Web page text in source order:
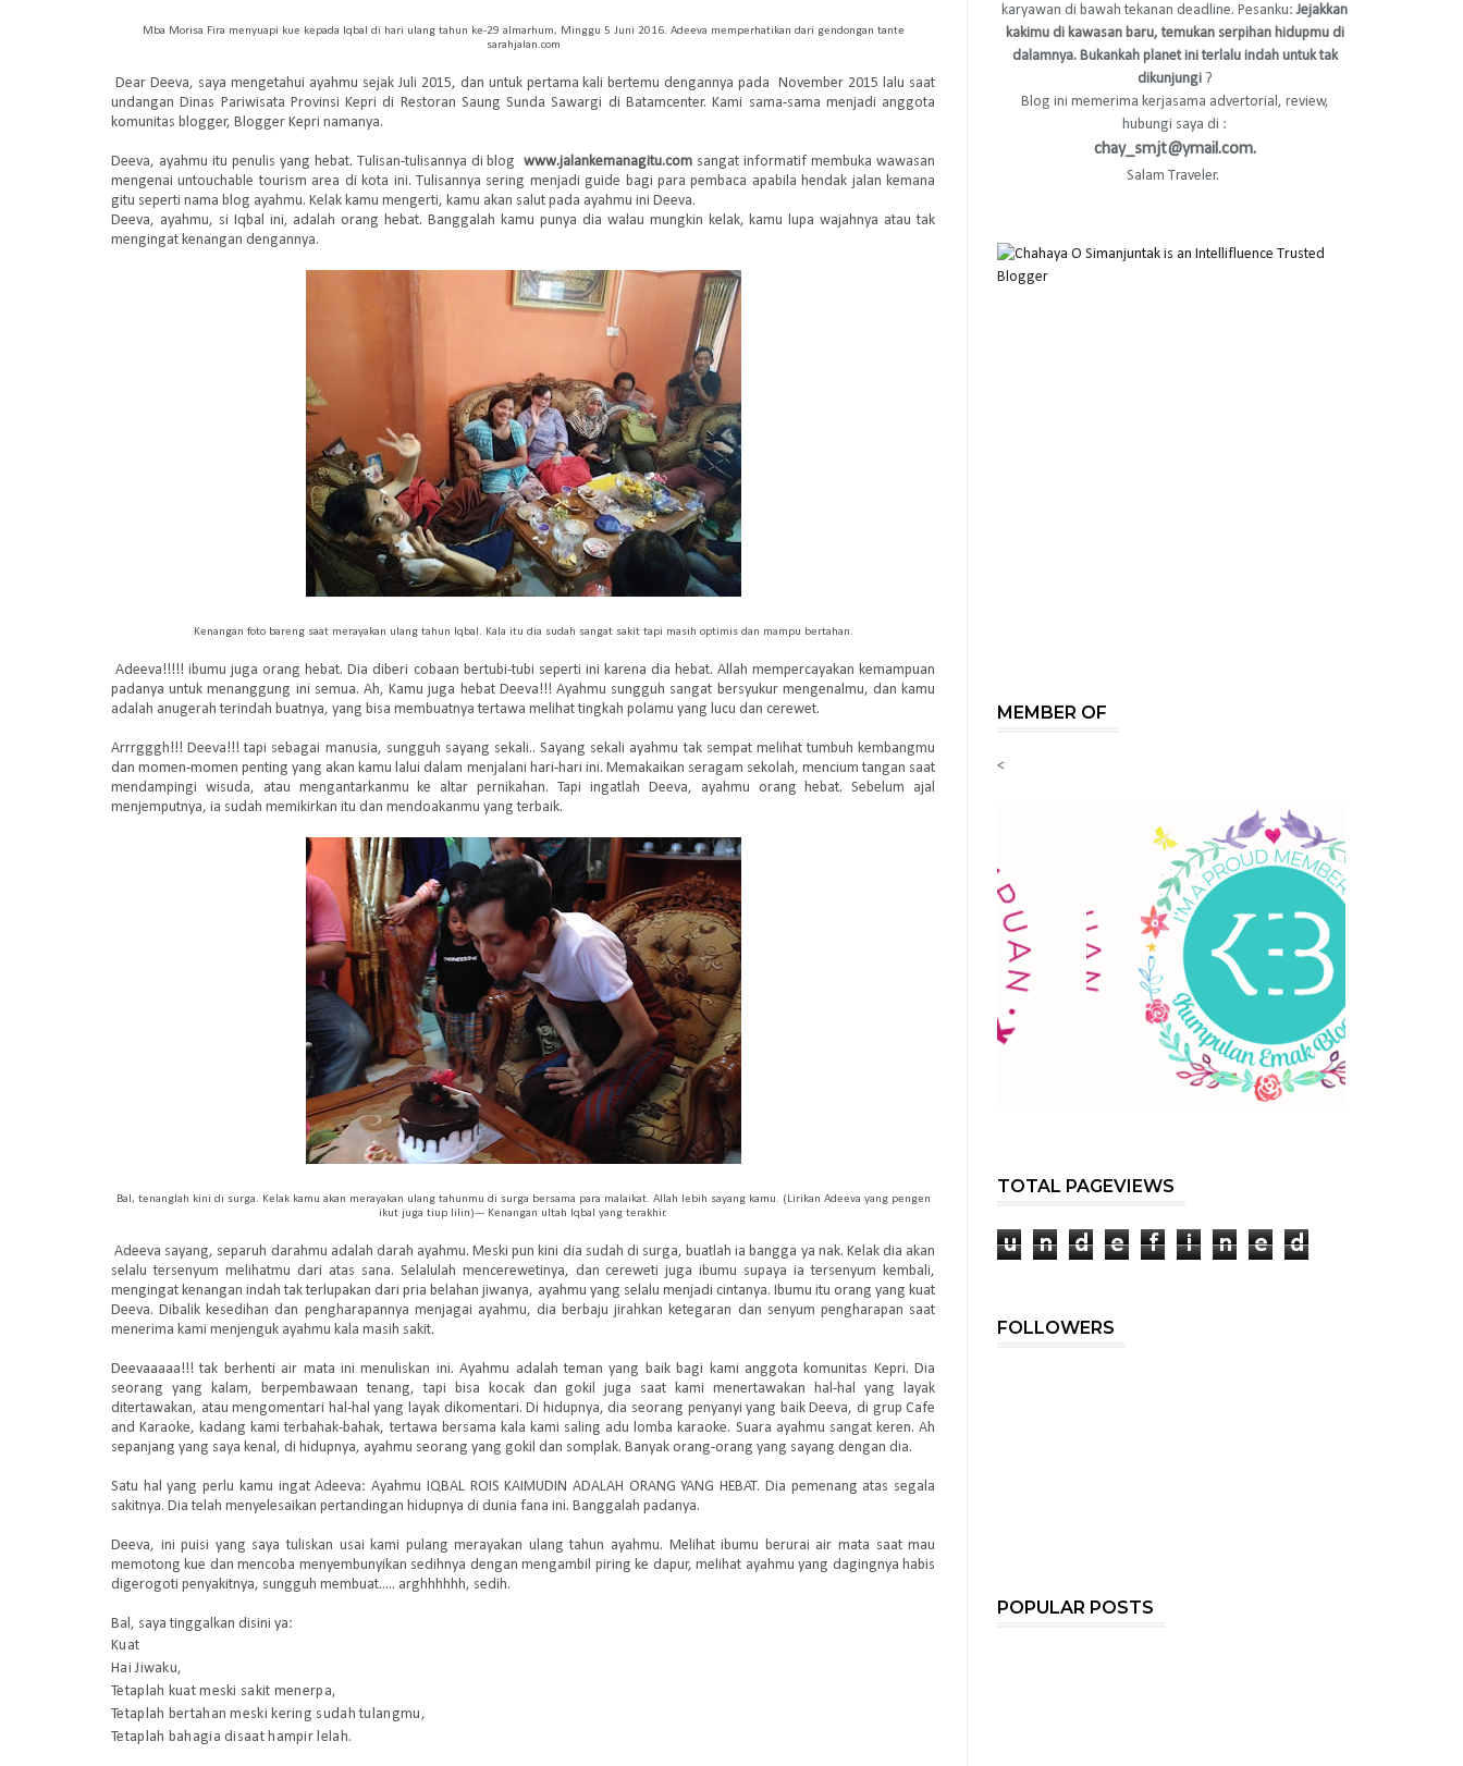
Mba Morisa Fira menyuapi kue kepada Iqbal di hari ulang tahun ke-29 almarhum, Minggu 5 Juni 2016. Adeeva memperhatikan dari gendongan tante
sarahjalan.com
Dear Deeva, saya mengetahui ayahmu sejak Juli 2015, dan untuk pertama kali bertemu dengannya pada November 2015 lalu saat
undangan Dinas Pariwisata Provinsi Kepri di Restoran Saung Sunda Sawargi di Batamcenter. Kami sama-sama menjadi anggota
komunitas blogger, Blogger Kepri namanya.
Deeva, ayahmu itu penulis yang hebat. Tulisan-tulisannya di blogwww.jalankemanagitu.com sangat informatif membuka wawasan
mengenai untouchable tourism area di kota ini. Tulisannya sering menjadi guide bagi para pembaca apabila hendak jalan kemana
gitu seperti nama blog ayahmu. Kelak kamu mengerti, kamu akan salut pada ayahmu ini Deeva.
Deeva, ayahmu, si Iqbal ini, adalah orang hebat. Banggalah kamu punya dia walau mungkin kelak, kamu lupa wajahnya atau tak
mengingat kenangan dengannya.
Kenangan foto bareng saat merayakan ulang tahun Iqbal. Kala itu dia sudah sangat sakit tapi masih optimis dan mampu bertahan.
Adeeva!!!!! ibumu juga orang hebat. Dia diberi cobaan bertubi-tubi seperti ini karena dia hebat. Allah mempercayakan kemampuan
padanya untuk menanggung ini semua. Ah, Kamu juga hebat Deeva!!! Ayahmu sungguh sangat bersyukur mengenalmu, dan kamu
adalah anugerah terindah buatnya, yang bisa membuatnya tertawa melihat tingkah polamu yang lucu dan cerewet.
Arrrgggh!!! Deeva!!! tapi sebagai manusia, sungguh sayang sekali.. Sayang sekali ayahmu tak sempat melihat tumbuh kembangmu
dan momen-momen penting yang akan kamu lalui dalam menjalani hari-hari ini. Memakaikan seragam sekolah, mencium tangan saat
mendampingi wisuda, atau mengantarkanmu ke altar pernikahan. Tapi ingatlah Deeva, ayahmu orang hebat. Sebelum ajal
menjemputnya, ia sudah memikirkan itu dan mendoakanmu yang terbaik.
Bal, tenanglah kini di surga. Kelak kamu akan merayakan ulang tahunmu di surga bersama para malaikat. Allah lebih sayang kamu. (Lirikan Adeeva yang pengen
ikut juga tiup lilin)--- Kenangan ultah Iqbal yang terakhir.
Adeeva sayang, separuh darahmu adalah darah ayahmu. Meski pun kini dia sudah di surga, buatlah ia bangga ya nak. Kelak dia akan
selalu tersenyum melihatmu dari atas sana. Selalulah mencerewetinya, dan cereweti juga ibumu supaya ia tersenyum kembali,
mengingat kenangan indah tak terlupakan dari pria belahan jiwanya, ayahmu yang selalu menjadi cintanya. Ibumu itu orang yang kuat
Deeva. Dibalik kesedihan dan pengharapannya menjagai ayahmu, dia berbaju jirahkan ketegaran dan senyum pengharapan saat
menerima kami menjenguk ayahmu kala masih sakit.
Deevaaaaa!!! tak berhenti air mata ini menuliskan ini. Ayahmu adalah teman yang baik bagi kami anggota komunitas Kepri. Dia
seorang yang kalam, berpembawaan tenang, tapi bisa kocak dan gokil juga saat kami menertawakan hal-hal yang layak
ditertawakan, atau mengomentari hal-hal yang layak dikomentari. Di hidupnya, dia seorang penyanyi yang baik Deeva, di grup Cafe
and Karaoke, kadang kami terbahak-bahak, tertawa bersama kala kami saling adu lomba karaoke. Suara ayahmu sangat keren. Ah
sepanjang yang saya kenal, di hidupnya, ayahmu seorang yang gokil dan somplak. Banyak orang-orang yang sayang dengan dia.
Satu hal yang perlu kamu ingat Adeeva: Ayahmu IQBAL ROIS KAIMUDIN ADALAH ORANG YANG HEBAT. Dia pemenang atas segala
sakitnya. Dia telah menyelesaikan pertandingan hidupnya di dunia fana ini. Banggalah padanya.
Deeva, ini puisi yang saya tuliskan usai kami pulang merayakan ulang tahun ayahmu. Melihat ibumu berurai air mata saat mau
memotong kue dan mencoba menyembunyikan sedihnya dengan mengambil piring ke dapur, melihat ayahmu yang dagingnya habis
digerogoti penyakitnya, sungguh membuat..... arghhhhhh, sedih.
Bal, saya tinggalkan disini ya:
Kuat
Hai Jiwaku,
Tetaplah kuat meski sakit menerpa,
Tetaplah bertahan meski kering sudah tulangmu,
Tetaplah bahagia disaat hampir lelah.
karyawan di bawah tekanan deadline. Pesanku:Jejakkan
kakimu di kawasan baru, temukan serpihan hidupmu di
dalamnya. Bukankah planet ini terlalu indah untuk tak
dikunjungi?
Blog ini memerima kerjasama advertorial, review,
hubungi saya di :
chay_smjt@ymail.com.
Salam Traveler.
MEMBER OF
<
TOTAL PAGEVIEWS
u n d e f i n e d
FOLLOWERS
POPULAR POSTS